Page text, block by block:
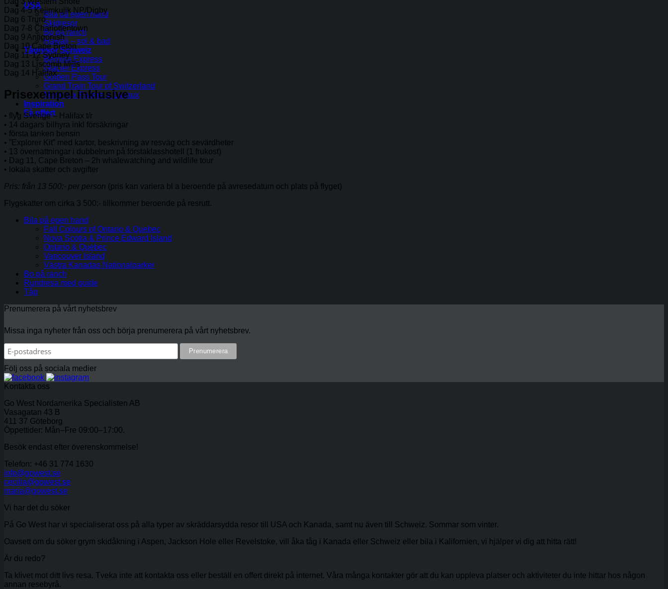
USA
Bila på egen hand
Skidresor
Bo på ranch
Hawaii – sol & bad
Tågresor Schweiz
Bernina Express
Glacier Express
Golden Pass Tour
Grand Train Tour of Switzerland
Montreux Riviera & Lavaux
Inspiration
Få offert
Dag 4-5 Kejimkujik NP/Digby
Dag 6 Truro
Dag 7-8 Charlottentown
Dag 9 Antigonish
Dag 10 Cape Breton
Dag 11-12 Sydney
Dag 13 Liscomb Mills
Dag 14 Halifax
Prisexempel inklusive
• flyg Sverige – Halifax t/r
• 14 dagars bilhyra inkl försäkringar
• första tanken bensin
• ”Explorer Kit” med kartor, beskrivning av resväg och sevärdheter
• 13 övernattningar i dubbelrum på förstaklasshotell (1 frukost)
• Dag 11, Cape Breton – 2h whalewatching and wildlife tour
• lokala skatter och avgifter
Pris: från 13 500:- per person (pris kan variera bl a beroende på avresedatum och plats på flyget)
Flygskatter om cirka 3 500:- tillkommer beroende på resrutt.
Bila på egen hand
Fall Colours of Ontario & Quebec
Nova Scotia & Prince Edward Island
Ontario & Quebec
Vancouver Island
Västra Kanadas Nationalparker
Bo på ranch
Rundresa med guide
Tåg
Prenumerera på vårt nyhetsbrev
Missa inga nyheter från oss och börja prenumerera på vårt nyhetsbrev.
Följ oss på sociala medier
Kontakta oss
Go West Nordamerika Specialisten AB
Vasagatan 43 B
411 37 Göteborg
Öppettider: Mån–Fre 09:00–17:00.
Besök endast efter överenskommelse!
Telefon: +46 31 774 1630
info@gowest.se
cecilia@gowest.se
maria@gowest.se
Vi har det du söker
På Go West har vi specialiserat oss på alla typer av skräddarsydda resor till USA och Kanada, samt nu även till Schweiz. Sommar som vinter.
Oavsett om du söker grym skidåkning i Aspen, Jackson Hole eller Revelstoke, vill åka tåg i Kanada eller Schweiz eller bila i Kalifornien, vi hjälper vi dig att hitta rätt!
Är du redo?
Ta klivet mot ditt livs resa. Tveka inte att kontakta oss eller beställ en offert direkt på internet. Våra många kontakter gör att du kan uppleva platser och aktiviteter du inte hittar hos någon
annan resebyrå.